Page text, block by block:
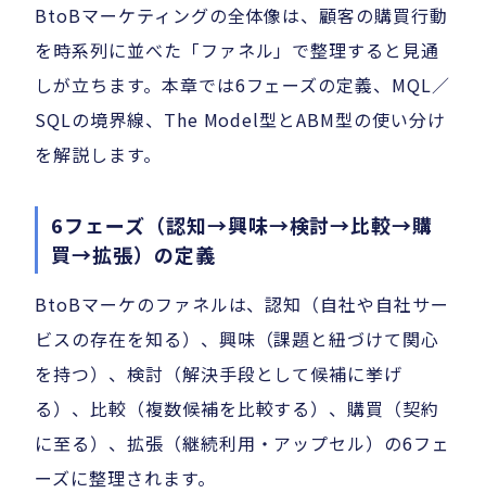
BtoBマーケティングの全体像は、顧客の購買行動
を時系列に並べた「ファネル」で整理すると見通
しが立ちます。本章では6フェーズの定義、MQL／
SQLの境界線、The Model型とABM型の使い分け
を解説します。
6フェーズ（認知→興味→検討→比較→購
買→拡張）の定義
BtoBマーケのファネルは、認知（自社や自社サー
ビスの存在を知る）、興味（課題と紐づけて関心
を持つ）、検討（解決手段として候補に挙げ
る）、比較（複数候補を比較する）、購買（契約
に至る）、拡張（継続利用・アップセル）の6フェ
ーズに整理されます。